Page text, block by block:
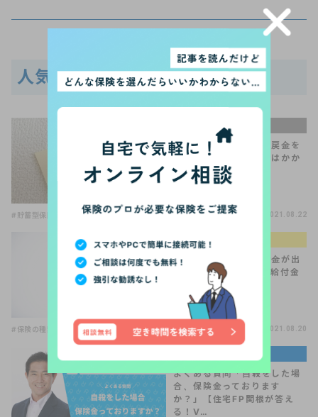
人気記事
保険を解約して解約返戻金を
受け取りました。税金はかか
るの？
#貯蓄型保険 2021.08.22
生命保険の選び方
「骨折、ひび」で給付金が出
る保険って？特定損傷給付金
#保険の種類 #保険の選び方 #医療保険 2021.08.20
よくある質問「自殺をした場
合、保険金っております
か？」【住宅FP関根が答え
る！V…